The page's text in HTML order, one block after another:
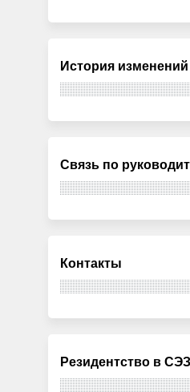
История изменений
Связь по
Контакты
Резидентство в СЭЗ